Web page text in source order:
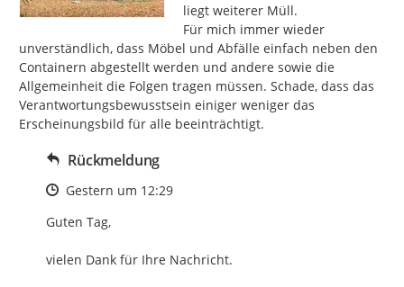
liegt weiterer Müll.
Für mich immer wieder
unverständlich, dass Möbel und Abfälle einfach neben den
Containern abgestellt werden und andere sowie die
Allgemeinheit die Folgen tragen müssen. Schade, dass das
Verantwortungsbewusstsein einiger weniger das
Erscheinungsbild für alle beeinträchtigt.
Rückmeldung
Zeitpunkt des Erstellens
Gestern um 12:29
Guten Tag,
vielen Dank für Ihre Nachricht.